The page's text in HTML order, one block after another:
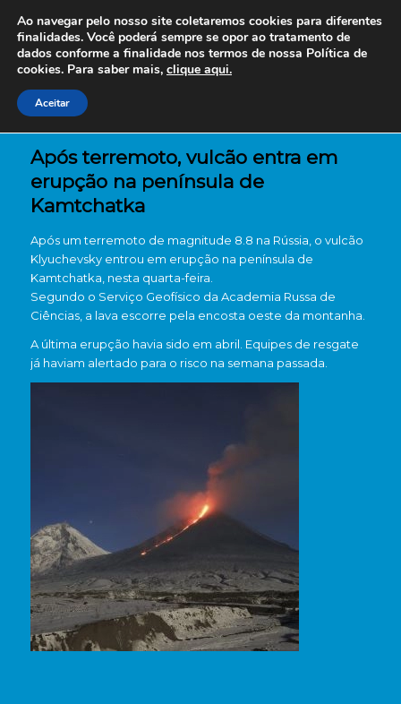
Após terremoto, vulcão entra em
erupção na península de
Kamtchatka
Após um terremoto de magnitude 8.8 na Rússia, o vulcão
Klyuchevsky entrou em erupção na península de
Kamtchatka, nesta quarta-feira.
Segundo o Serviço Geofísico da Academia Russa de
Ciências, a lava escorre pela encosta oeste da montanha.
A última erupção havia sido em abril. Equipes de resgate
já haviam alertado para o risco na semana passada.
Ao navegar pelo nosso site coletaremos cookies para diferentes
finalidades. Você poderá sempre se opor ao tratamento de
dados conforme a finalidade nos termos de nossa Política de
cookies. Para saber mais, clique aqui.
Aceitar